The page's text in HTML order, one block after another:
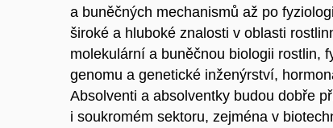
a buněčných mechanismů až po
široké a hluboké znalosti v oblasti
molekulární a buněčnou biologii rostlin,
genomu a genetické inženýrství,
Absolventi a absolventky budou dobře
i soukromém sektoru, zejména v